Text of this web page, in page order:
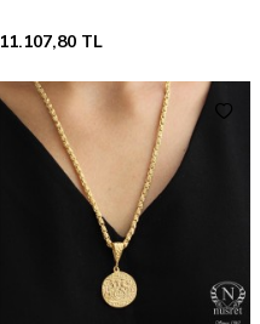
11.107,80 TL